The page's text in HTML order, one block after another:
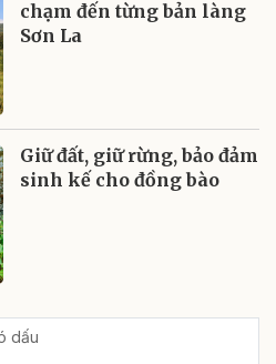
chạm đến từng bản làng
Sơn La
Giữ đất, giữ rừng, bảo đảm
sinh kế cho đồng bào